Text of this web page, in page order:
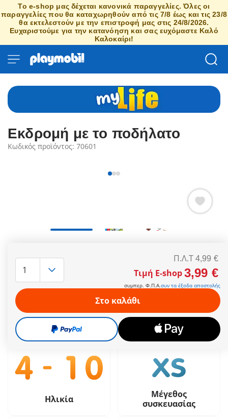
Το e-shop μας δέχεται κανονικά παραγγελίες. Όλες οι
παραγγελίες που θα καταχωρηθούν από τις 7/8 έως και τις 23/8
θα εκτελεστούν με την επιστροφή μας στις 24/8/2026.
Ευχαριστούμε για την κατανόηση και σας ευχόμαστε Καλό
Καλοκαίρι!
Εκδρομή με το ποδήλατο
Κωδικός προϊόντος: 70601
Περισσότερες πληροφορίες
Π.Λ.T 4,99 €
Τιμή E-shop
συμπερ. Φ.Π.Α.συν τα έξοδα αποστολής
Π.Λ.T 4,99 €
Τιμή E-shop3,99 €
συμπερ. Φ.Π.Α.συν τα έξοδα αποστολής
Στο καλάθι
Ηλικία
Μέγεθος
συσκευασίας